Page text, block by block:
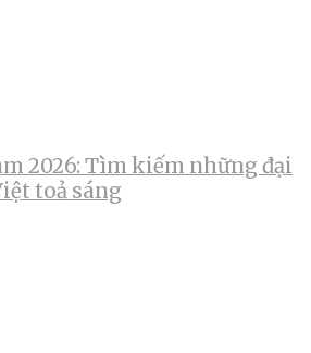
2026: Tìm kiếm những đại
toả sáng